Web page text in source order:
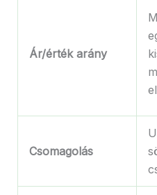
Ár/érték arány
Csomagolás